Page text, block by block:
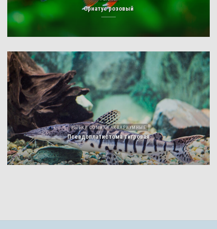
Орнатус розовый
РЫБКИ СОМИКИ АКВАРИУМНЫЕ
Псевдоплатистома тигровая